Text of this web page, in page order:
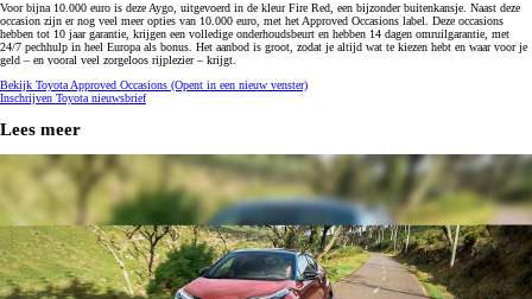
Voor bijna 10.000 euro is deze Aygo, uitgevoerd in de kleur Fire Red, een bijzonder buitenkansje. Naast deze
occasion zijn er nog veel meer opties van 10.000 euro, met het Approved Occasions label. Deze occasions
hebben tot 10 jaar garantie, krijgen een volledige onderhoudsbeurt en hebben 14 dagen omruilgarantie, met
24/7 pechhulp in heel Europa als bonus. Het aanbod is groot, zodat je altijd wat te kiezen hebt en waar voor je
geld – en vooral veel zorgeloos rijplezier – krijgt.
Bekijk Toyota Approved Occasions (Opent in een nieuw venster)
Inschrijven Toyota nieuwsbrief
Lees meer